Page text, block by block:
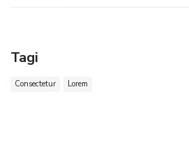
Tagi
Consectetur Lorem